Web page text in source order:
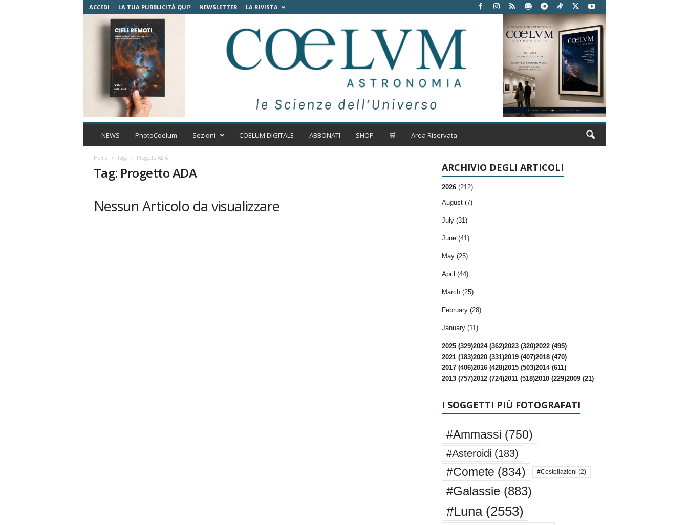
ACCEDI LA TUA PUBBLICITÀ QUI? NEWSLETTER LA RIVISTA
C
m
t
NEWS PhotoCoelum Sezioni COELUM DIGITALE ABBONATI SHOP 🛒 Area Riservata
Home Tags Progetto ADA
Tag: Progetto ADA
Nessun Articolo da visualizzare
ARCHIVIO DEGLI ARTICOLI
2026 (212)
August (7)
July (31)
June (41)
May (25)
April (44)
March (25)
February (28)
January (11)
2025 (329)2024 (362)2023 (320)2022 (495)
2021 (183)2020 (331)2019 (407)2018 (470)
2017 (406)2016 (428)2015 (503)2014 (611)
2013 (757)2012 (724)2011 (518)2010 (229)2009 (21)
I SOGGETTI PIÙ FOTOGRAFATI
#Ammassi (750)
#Asteroidi (183)
#Comete (834) #Costellazioni (2)
#Galassie(883)
#Luna(2553)